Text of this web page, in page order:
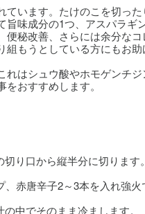
います。たけのこを切っ
味成分の1つ、アスパラギ
秘改善、さらには余分な
もうとしている方にもお助
はシュウ酸やホモゲンチ
おすすめします。
り口から縦半分に切ります。
赤唐辛子2～3本を入れ強火
中でそのまま冷まします。